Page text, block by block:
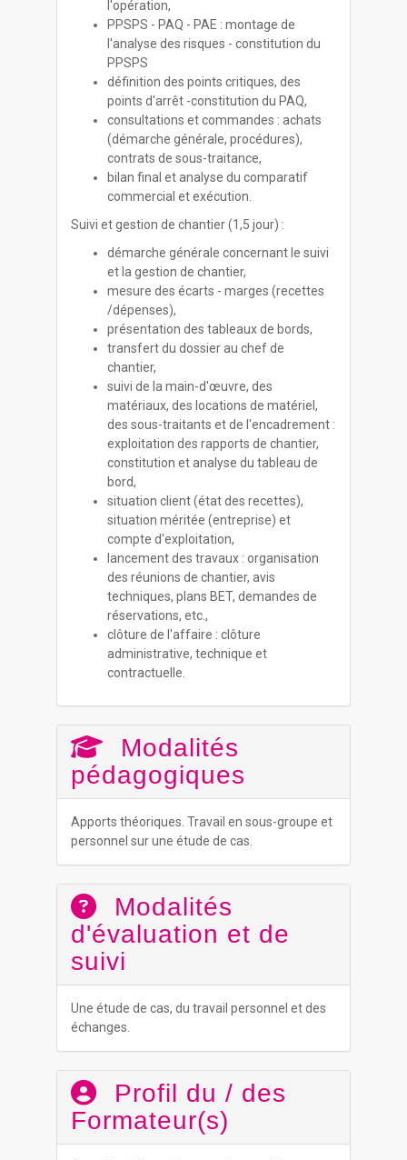
l'opération,
PPSPS - PAQ - PAE : montage de
l'analyse des risques - constitution du
PPSPS
définition des points critiques, des
points d'arrêt -constitution du PAQ,
consultations et commandes : achats
(démarche générale, procédures),
contrats de sous-traitance,
bilan final et analyse du comparatif
commercial et exécution.
Suivi et gestion de chantier (1,5 jour) :
démarche générale concernant le suivi
et la gestion de chantier,
mesure des écarts - marges (recettes
/dépenses),
présentation des tableaux de bords,
transfert du dossier au chef de
chantier,
suivi de la main-d'œuvre, des
matériaux, des locations de matériel,
des sous-traitants et de l'encadrement :
exploitation des rapports de chantier,
constitution et analyse du tableau de
bord,
situation client (état des recettes),
situation méritée (entreprise) et
compte d'exploitation,
lancement des travaux : organisation
des réunions de chantier, avis
techniques, plans BET, demandes de
réservations, etc.,
clôture de l'affaire : clôture
administrative, technique et
contractuelle.
Modalités
pédagogiques
Apports théoriques. Travail en sous-groupe et
personnel sur une étude de cas.
Modalités
d'évaluation et de
suivi
Une étude de cas, du travail personnel et des
échanges.
Profil du / des
Formateur(s)